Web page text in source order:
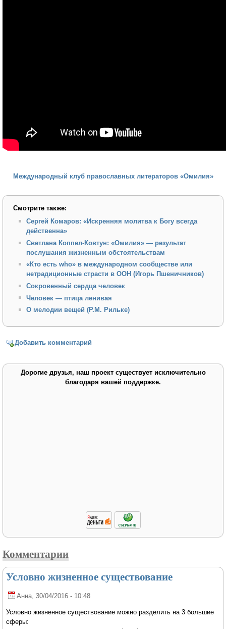
Международный клуб православных литераторов «Омилия»
Смотрите также:
Сергей Комаров: «Искренняя молитва к Богу всегда
действенна»
Светлана Коппел-Ковтун: «Омилия» — результат
послушания жизненным обстоятельствам
«Кто есть who» в международном сообществе или
нетрадиционные страсти в ООН (Игорь Пшеничников)
Сокровенный сердца человек
Человек — птица ленивая
О мелодии вещей (Р.М. Рильке)
Добавить комментарий
Дорогие друзья, наш проект существует исключительно
благодаря вашей поддержке.
Комментарии
Условно жизненное существование
Анна , 30/04/2016 - 10:48
Условно жизненное существование можно разделить на 3 большие
сферы: